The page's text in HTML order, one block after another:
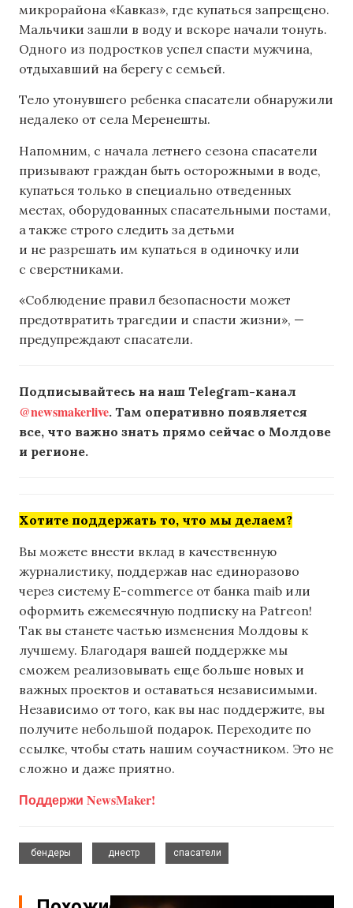
микрорайона «Кавказ», где купаться запрещено.
Мальчики зашли в воду и вскоре начали тонуть.
Одного из подростков успел спасти мужчина,
отдыхавший на берегу с семьей.
Тело утонувшего ребенка спасатели обнаружили
недалеко от села Меренешты.
Напомним, с начала летнего сезона спасатели
призывают граждан быть осторожными в воде,
купаться только в специально отведенных
местах, оборудованных спасательными постами,
а также строго следить за детьми
и не разрешать им купаться в одиночку или
с сверстниками.
«Соблюдение правил безопасности может
предотвратить трагедии и спасти жизни», —
предупреждают спасатели.
Подписывайтесь на наш Telegram-канал
@newsmakerlive. Там оперативно появляется
все, что важно знать прямо сейчас о Молдове
и регионе.
Хотите поддержать то, что мы делаем?
Вы можете внести вклад в качественную
журналистику, поддержав нас единоразово
через систему E-commerce от банка maib или
оформить ежемесячную подписку на Patreon!
Так вы станете частью изменения Молдовы к
лучшему. Благодаря вашей поддержке мы
сможем реализовывать еще больше новых и
важных проектов и оставаться независимыми.
Независимо от того, как вы нас поддержите, вы
получите небольшой подарок. Переходите по
ссылке, чтобы стать нашим соучастником. Это не
сложно и даже приятно.
Поддержи NewsMaker!
бендеры
днестр
спасатели